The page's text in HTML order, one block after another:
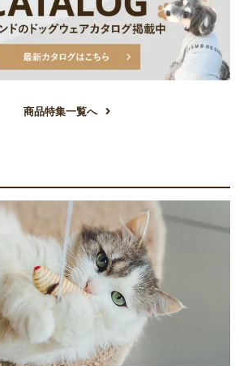
商品特集一覧へ